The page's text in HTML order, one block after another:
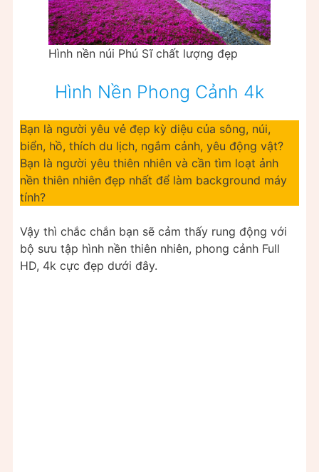
Hình nền núi Phú Sĩ chất lượng đẹp
Hình Nền Phong Cảnh 4k
Bạn là người yêu vẻ đẹp kỳ diệu của sông, núi,
biển, hồ, thích du lịch, ngắm cảnh, yêu động vật?
Bạn là người yêu thiên nhiên và cần tìm loạt ảnh
nền thiên nhiên đẹp nhất để làm background máy
tính?
Vậy thì chắc chắn bạn sẽ cảm thấy rung động với
bộ sưu tập hình nền thiên nhiên, phong cảnh Full
HD, 4k cực đẹp dưới đây.